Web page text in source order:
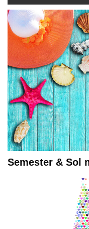
Semester & Sol